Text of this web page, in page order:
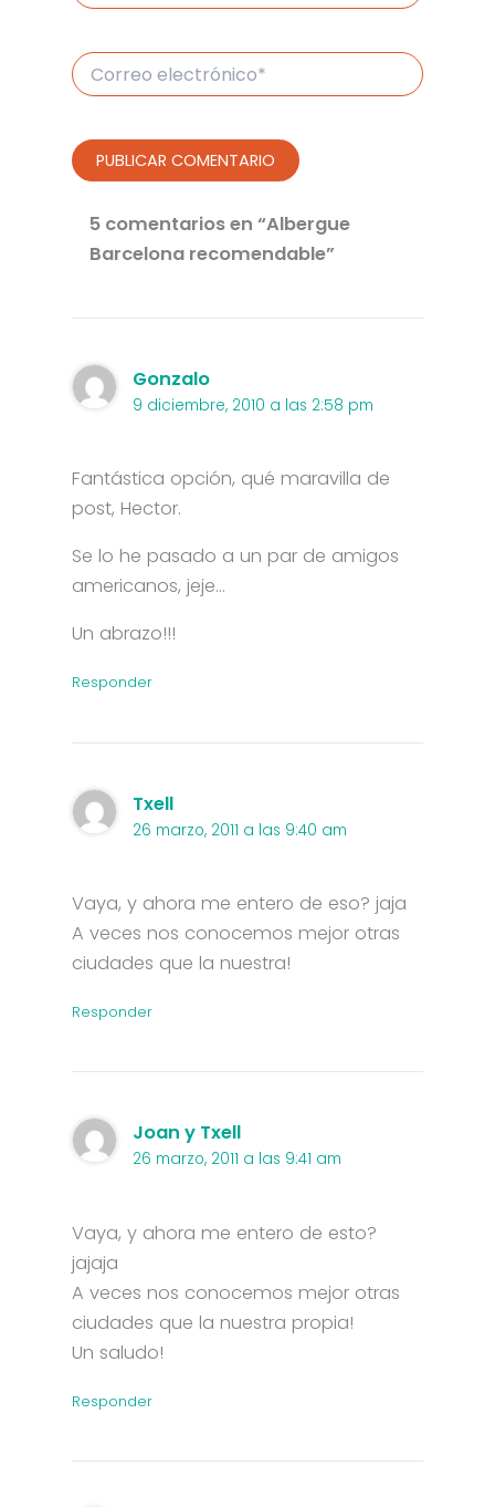
Correo
electrónico*
5 comentarios en “Albergue
Barcelona recomendable”
Gonzalo
9 diciembre, 2010 a las 2:58 pm
Fantástica opción, qué maravilla de
post, Hector.
Se lo he pasado a un par de amigos
americanos, jeje…
Un abrazo!!!
Responder
Txell
26 marzo, 2011 a las 9:40 am
Vaya, y ahora me entero de eso? jaja
A veces nos conocemos mejor otras
ciudades que la nuestra!
Responder
Joan y Txell
26 marzo, 2011 a las 9:41 am
Vaya, y ahora me entero de esto?
jajaja
A veces nos conocemos mejor otras
ciudades que la nuestra propia!
Un saludo!
Responder